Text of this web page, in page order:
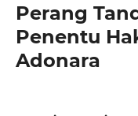
Perang
Penentu
Adonara